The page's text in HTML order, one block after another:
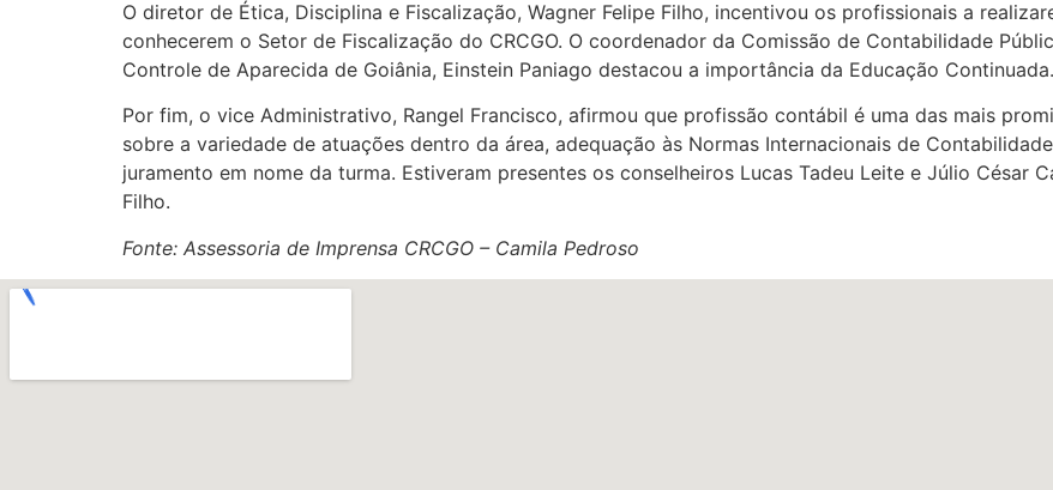
O diretor de Ética, Disciplina e Fiscalização, Wagner Felipe Filho, incentivou os profissionais a
conhecerem o Setor de Fiscalização do CRCGO. O coordenador da Comissão de Contabilidade
Controle de Aparecida de Goiânia, Einstein Paniago destacou a importância da Educação Continuada.
Por fim, o vice Administrativo, Rangel Francisco, afirmou que profissão contábil é uma das mais
sobre a variedade de atuações dentro da área, adequação às Normas Internacionais de
juramento em nome da turma. Estiveram presentes os conselheiros Lucas Tadeu Leite e Júlio César
Filho.
Fonte: Assessoria de Imprensa CRCGO – Camila Pedroso